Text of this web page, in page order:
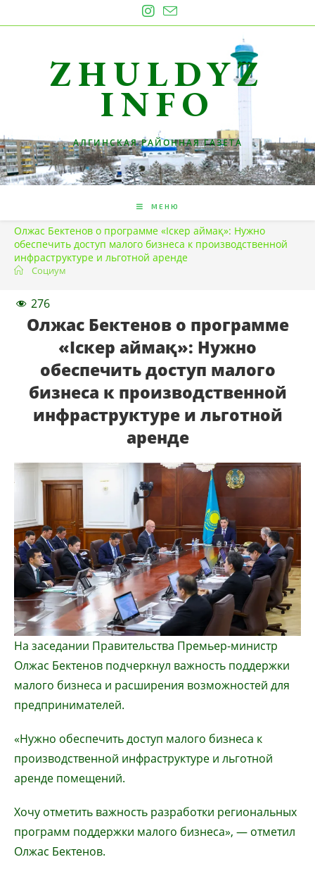
к
ZHULDYZ
INFO
АЛГИНСКАЯ РАЙОННАЯ ГАЗЕТА
МЕНЮ
Олжас Бектенов о программе «Іскер аймақ»: Нужно
обеспечить доступ малого бизнеса к производственной
инфраструктуре и льготной аренде
Социум
276
Олжас Бектенов о программе
«Іскер аймақ»: Нужно
обеспечить доступ малого
бизнеса к производственной
инфраструктуре и льготной
аренде
На заседании Правительства Премьер-министр
Олжас Бектенов подчеркнул важность поддержки
малого бизнеса и расширения возможностей для
предпринимателей.
«Нужно обеспечить доступ малого бизнеса к
производственной инфраструктуре и льготной
аренде помещений.
Хочу отметить важность разработки региональных
программ поддержки малого бизнеса», — отметил
Олжас Бектенов.